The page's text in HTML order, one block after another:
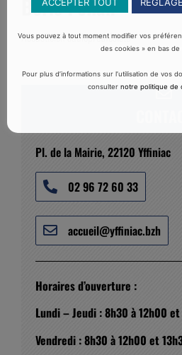
Boris Pellan
Acousticien audioprothésiste
Pl. de la Mairie, 22120 Yffiniac
02 96 72 60 33
accueil@yffiniac.bzh
Horaires d’ouverture :
Lundi – Jeudi : 8h30 à 12h00
Vendredi : 8h30 à 12h00 et
Vous pouvez à tout moment modifier vos
des cookies » en bas de
Pour plus d’informations sur l’utilisation de vos
consulternotre politique de